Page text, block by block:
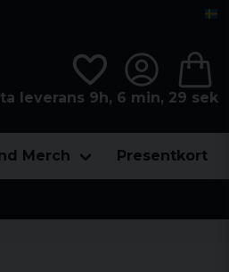
leverans 9h, 6 min, 27 sek
Merch Presentkort